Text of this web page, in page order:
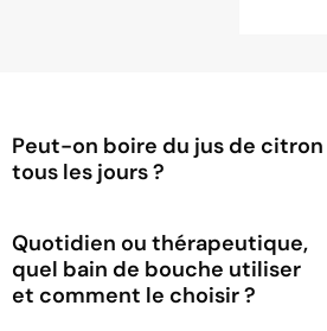
Peut-on boire du jus de citron
tous les jours ?
Quotidien ou thérapeutique,
quel bain de bouche utiliser
et comment le choisir ?